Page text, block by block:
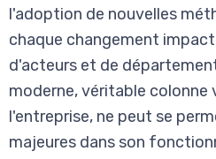
l'adoption de nouvelles
chaque changement
d'acteurs et de
moderne, véritable colonne
l'entreprise, ne peut se
majeures dans son